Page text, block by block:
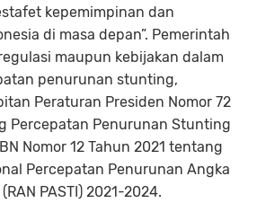
kepemimpinan dan
di masa depan”. Pemerintah
maupun kebijakan dalam
penurunan stunting,
Peraturan Presiden Nomor 72
Percepatan Penurunan Stunting
Nomor 12 Tahun 2021 tentang
Percepatan Penurunan Angka
PASTI) 2021-2024.